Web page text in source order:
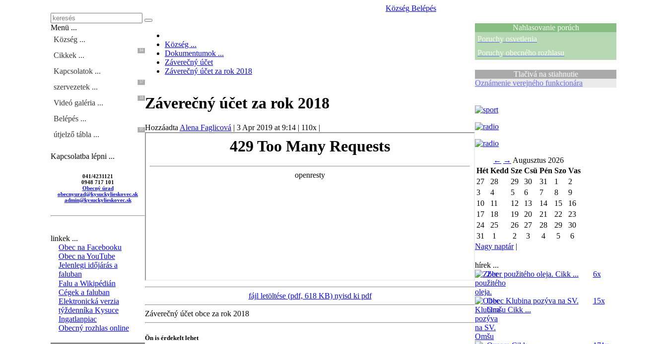
Község Belépés
Menü ...
Község ...
Cikkek ...
84
Kapcsolatok ...
szervezetek ...
57
Videó galéria ...
18
Belépés ...
útjelző tábla ...
95
Kapcsolatba lépni ...
041/4231121
0948 717 101
Obecný úrad
obecnyurad@kysuckylieskovec.sk
admin@kysuckylieskovec.sk
linkek ...
Obec na Facebooku
Obec na YouTube
Jelenlegi időjárás a
faluban
Falu a Wikipédián
Cégek a faluban
Elektronická verzia
týždenníka Kysuce
Ingatlanpiac
Obecný rozhlas online
Község ...
Dokumentumok ...
Záverečný účet
Záverečný účet za rok 2018
Záverečný účet za rok 2018
Hozzáadta Alena Faglicová | 3 Apr 2019 at 9:14 | 110x |
fájl letöltése (pdf, 618 KB) nyisd ki pdf
Záverečný účet obce za rok 2018
Ön is érdekelt lehet
Nahlasovanie porúch
Poruchy osvetlenia
Poruchy obecného rozhlasu
Tlačivá na stiahnutie
Oznámenie verejného funkcionára
← → Augusztus 2026
Hét Kedd Sze Csü Pén Szo Vas
27
28 29 30 31 1
2
3
4 5 6 7 8
9
10
11 12 13 14 15
16
17
18 19 20 21 22
23
24
25 26 27 28 29
30
31
1 2 3 4 5
6
Nagy naptár|
hírek ...
Zber použitého oleja. Cikk ... 6x
Obec Klubina pozýva na SV.
Omšu Cikk ...
15x